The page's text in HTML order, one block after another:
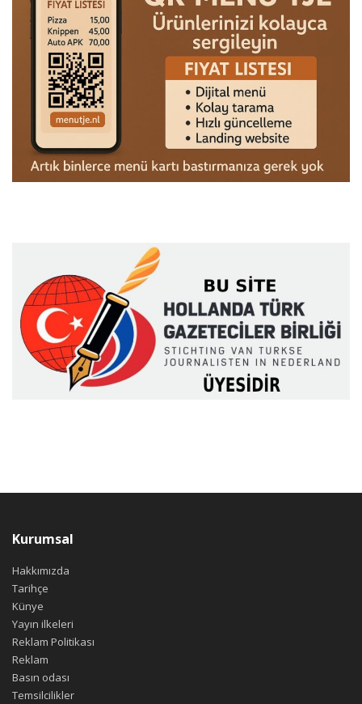
Kurumsal
Hakkımızda
Tarihçe
Künye
Yayın ilkeleri
Reklam Politikası
Reklam
Basın odası
Temsilcilikler